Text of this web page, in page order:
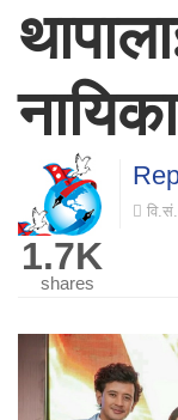
1.7K
shares